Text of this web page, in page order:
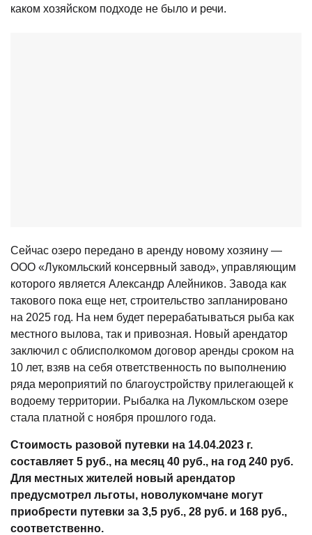
каком хозяйском подходе не было и речи.
Сейчас озеро передано в аренду новому хозяину —
ООО «Лукомльский консервный завод», управляющим
которого является Александр Алейников. Завода как
такового пока еще нет, строительство запланировано
на 2025 год. На нем будет перерабатываться рыба как
местного вылова, так и привозная. Новый арендатор
заключил с облисполкомом договор аренды сроком на
10 лет, взяв на себя ответственность по выполнению
ряда мероприятий по благоустройству прилегающей к
водоему территории. Рыбалка на Лукомльском озере
стала платной с ноября прошлого года.
Стоимость разовой путевки на 14.04.2023 г.
составляет 5 руб., на месяц 40 руб., на год 240 руб.
Для местных жителей новый арендатор
предусмотрел льготы, новолукомчане могут
приобрести путевки за 3,5 руб., 28 руб. и 168 руб.,
соответственно.